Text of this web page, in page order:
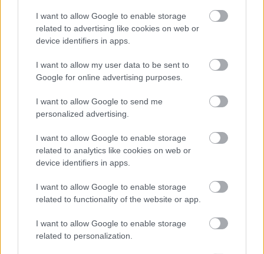
I want to allow Google to enable storage
related to advertising like cookies on web or
device identifiers in apps.
I want to allow my user data to be sent to
Google for online advertising purposes.
I want to allow Google to send me
personalized advertising.
I want to allow Google to enable storage
related to analytics like cookies on web or
device identifiers in apps.
I want to allow Google to enable storage
related to functionality of the website or app.
I want to allow Google to enable storage
related to personalization.
18 éve
Az összes többi mintán alul vízszintes csík van, ez ma
D. Gromov
18 éve
Dehogy van. Ezek szerint rossz a poén. Bocs.
18 éve
mondjukwww.oroszmagyarhoki.blog.hu-ra?